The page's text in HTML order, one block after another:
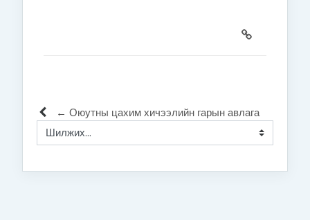
← Оюутны цахим хичээлийн гарын авлага
Шилжих...